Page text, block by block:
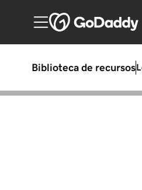
Biblioteca de recursos